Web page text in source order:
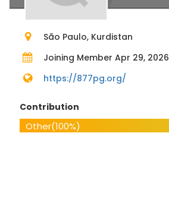
São Paulo, Kurdistan
Joining Member Apr 29, 2026
https://877pg.org/
Contribution
Other(100%)